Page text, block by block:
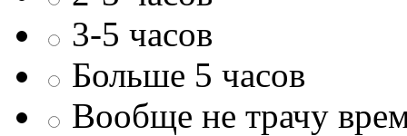
3-5 часов
Больше 5 часов
Вообще не трачу